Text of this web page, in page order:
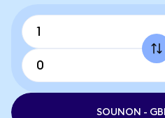
SOUNON -